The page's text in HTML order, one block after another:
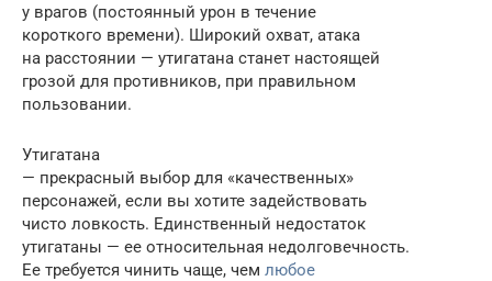
у врагов (постоянный урон в течение
короткого времени). Широкий охват, атака
на расстоянии — утигатана станет настоящей
грозой для противников, при правильном
пользовании.
Утигатана
— прекрасный выбор для «качественных»
персонажей, если вы хотите задействовать
чисто ловкость. Единственный недостаток
утигатаны — ее относительная недолговечность.
Ее требуется чинить чаще, чем любое